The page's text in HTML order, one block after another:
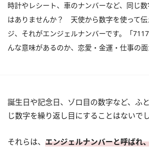
時計やレシート、車のナンバーなど、同じ
はありませんか？ 天使から数字を使って伝
ジ、それがエンジェルナンバーです。「
んな意味があるのか、恋愛・金運・仕事の面
誕生日や記念日、ゾロ目の数字など、ふ
じ数字を繰り返し目にすることはないで
それらは、 エンジェルナンバーと呼ばれ